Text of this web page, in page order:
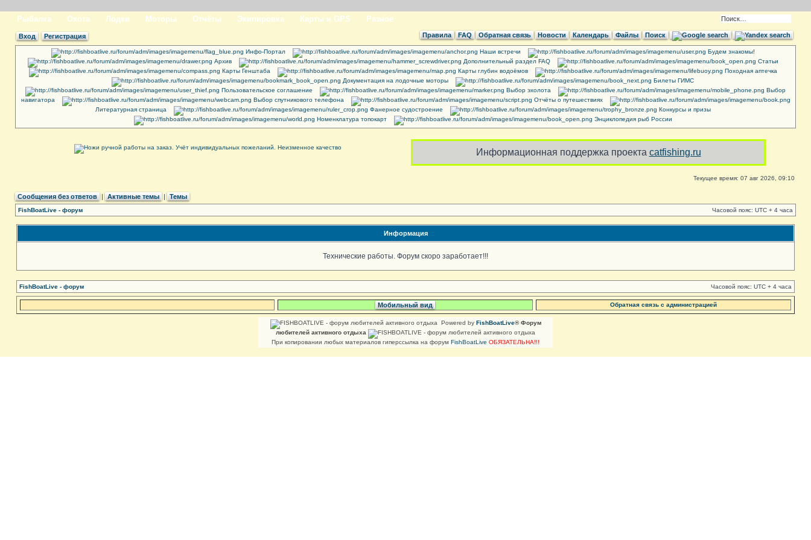
Рыбалка Охота Лодки Моторы Отчёты Экипировка Карты и GPS Разное
Вход Регистрация Правила FAQ Обратная связь Новости Календарь Файлы Поиск
Инфо-Портал Наши встречи
Будем знакомы!
Архив
Дополнительный раздел FAQ
Cтатьи
Карты Генштаба
Карты глубин водоёмов
Походная аптечка
Документация на лодочные моторы
Билеты ГИМС
Пользовательское соглашение
Выбор эхолота
Выбор
навигатора
Выбор спутникового телефона
Отчёты о путешествиях
Литературная страница
Фанерное судостроение
Конкурсы и призы
Номенклатура топокарт
Энциклопедия рыб России
Информационная поддержка проекта catfishing.ru
Текущее время: 07 авг 2026, 09:10
Сообщения без ответов | Активные темы | Темы
FishBoatLive - форум Часовой пояс: UTC + 4 часа
Информация
Технические работы. Форум скоро заработает!!!
FishBoatLive - форум Часовой пояс: UTC + 4 часа
Мобильный вид Обратная связь с администрацией
Powered by FishBoatLive® Форум
любителей активного отдыха
При копировании любых материалов гиперссылка на форум FishBoatLive ОБЯЗАТЕЛЬНА!!!